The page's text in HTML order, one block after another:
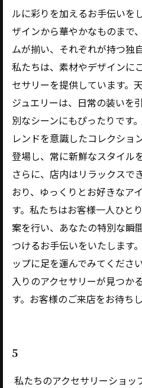
ルに彩りを加えるお手伝いを
ザインから華やかなものまで
ムが揃い、それぞれが持つ独
私たちは、素材やデザインに
セサリーを提供しています。
ジュエリーは、日常の装いを
別なシーンにもぴったりです
レンドを意識したコレクショ
登場し、常に新鮮なスタイル
さらに、店内はリラックスで
おり、ゆっくりとお好きなア
す。私たちはお客様一人ひと
案を行い、あなたの特別な瞬
つけるお手伝いをいたします
ップに足を運んでみてくださ
入りのアクセサリーが見つか
す。お客様のご来店をお待ち
5
私たちのアクセサリーショッ